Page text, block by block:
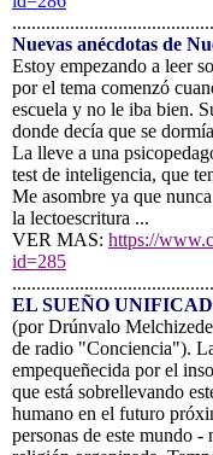
Nuevas anécdotas de
Estoy empezando a leer
por el tema comenzó
escuela y no le iba bien.
donde decía que se
La lleve a una
test de inteligencia, que
Me asombre ya que
la lectoescritura ...
VER MAS: https://
id=285
EL SUEÑO
(por Drúnvalo
de radio "Conciencia").
empequeñecida por el
que está sobrellevando
humano en el futuro
personas de este mundo